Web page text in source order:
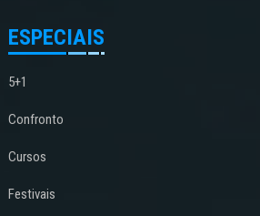
ESPECIAIS
5+1
Confronto
Cursos
Festivais